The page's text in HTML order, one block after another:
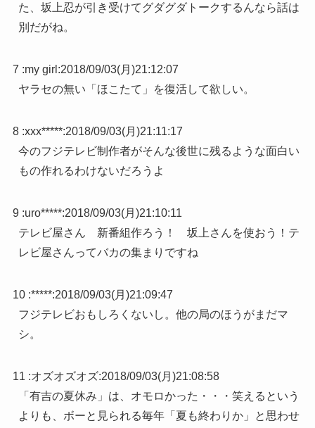
た、坂上忍が引き受けてグダグダトークするんなら話は
別だがね。
7 :my girl :2018/09/03(月)21:12:07
ヤラセの無い「ほこたて」を復活して欲しい。
8 :xxx*****:2018/09/03(月)21:11:17
今のフジテレビ制作者がそんな後世に残るような面白い
もの作れるわけないだろうよ
9 :uro*****:2018/09/03(月)21:10:11
テレビ屋さん 新番組作ろう！ 坂上さんを使おう！テ
レビ屋さんってバカの集まりですね
10 :*****:2018/09/03(月)21:09:47
フジテレビおもしろくないし。他の局のほうがまだマ
シ。
11 :オズオズオズ:2018/09/03(月)21:08:58
「有吉の夏休み」は、オモロかった・・・笑えるという
よりも、ボーと見られる毎年「夏も終わりか」と思わせ